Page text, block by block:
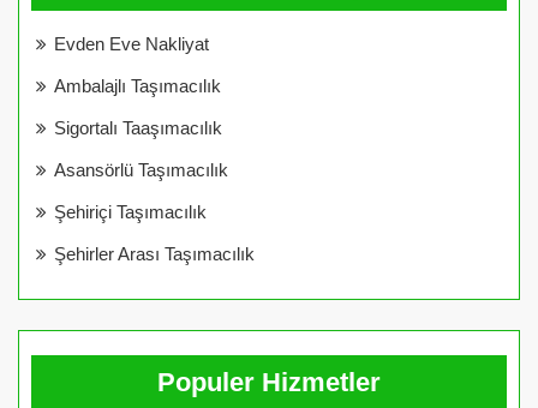
Evden Eve Nakliyat
Ambalajlı Taşımacılık
Sigortalı Taaşımacılık
Asansörlü Taşımacılık
Şehiriçi Taşımacılık
Şehirler Arası Taşımacılık
Populer Hizmetler